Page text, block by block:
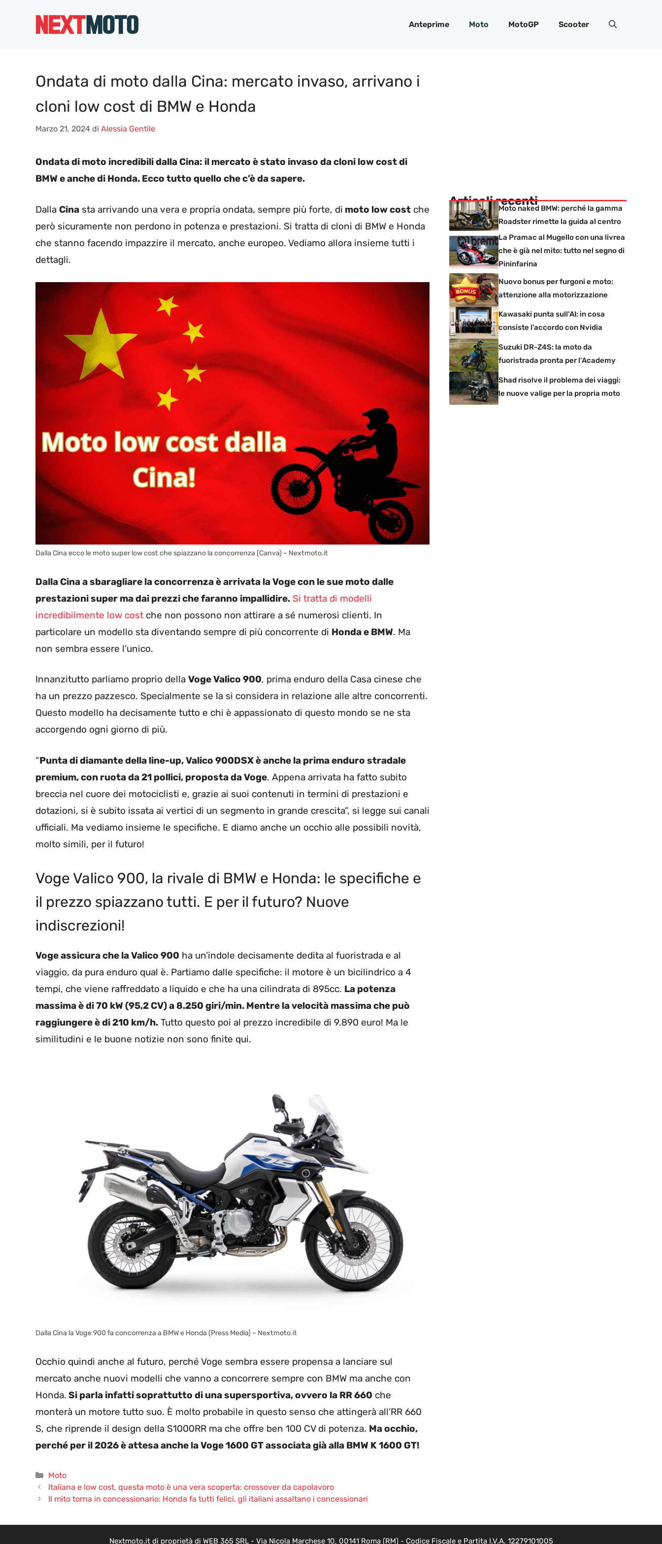
Anteprime Moto MotoGP Scooter
Ondata di moto dalla Cina: mercato invaso, arrivano i
cloni low cost di BMW e Honda
Marzo 21, 2024 di Alessia Gentile
Ondata di moto incredibili dalla Cina: il mercato è stato invaso da cloni low cost di
BMW e anche di Honda. Ecco tutto quello che c’è da sapere.
Dalla Cina sta arrivando una vera e propria ondata, sempre più forte, di moto low cost che
però sicuramente non perdono in potenza e prestazioni. Si tratta di cloni di BMW e Honda
che stanno facendo impazzire il mercato, anche europeo. Vediamo allora insieme tutti i
dettagli.
Dalla Cina ecco le moto super low cost che spiazzano la concorrenza (Canva) – Nextmoto.it
Dalla Cina a sbaragliare la concorrenza è arrivata la Voge con le sue moto dalle
prestazioni super ma dai prezzi che faranno impallidire. Si tratta di modelli
incredibilmente low cost che non possono non attirare a sé numerosi clienti. In
particolare un modello sta diventando sempre di più concorrente di Honda e BMW. Ma
non sembra essere l’unico.
Innanzitutto parliamo proprio della Voge Valico 900, prima enduro della Casa cinese che
ha un prezzo pazzesco. Specialmente se la si considera in relazione alle altre concorrenti.
Questo modello ha decisamente tutto e chi è appassionato di questo mondo se ne sta
accorgendo ogni giorno di più.
“Punta di diamante della line-up, Valico 900DSX è anche la prima enduro stradale
premium, con ruota da 21 pollici, proposta da Voge. Appena arrivata ha fatto subito
breccia nel cuore dei motociclisti e, grazie ai suoi contenuti in termini di prestazioni e
dotazioni, si è subito issata ai vertici di un segmento in grande crescita”, si legge sui canali
ufficiali. Ma vediamo insieme le specifiche. E diamo anche un occhio alle possibili novità,
molto simili, per il futuro!
Voge Valico 900, la rivale di BMW e Honda: le specifiche e
il prezzo spiazzano tutti. E per il futuro? Nuove
indiscrezioni!
Voge assicura che la Valico 900 ha un’indole decisamente dedita al fuoristrada e al
viaggio, da pura enduro qual è. Partiamo dalle specifiche: il motore è un bicilindrico a 4
tempi, che viene raffreddato a liquido e che ha una cilindrata di 895cc. La potenza
massima è di 70 kW (95,2 CV) a 8.250 giri/min. Mentre la velocità massima che può
raggiungere è di 210 km/h. Tutto questo poi al prezzo incredibile di 9.890 euro! Ma le
similitudini e le buone notizie non sono finite qui.
Dalla Cina la Voge 900 fa concorrenza a BMW e Honda (Press Media) – Nextmoto.it
Occhio quindi anche al futuro, perché Voge sembra essere propensa a lanciare sul
mercato anche nuovi modelli che vanno a concorrere sempre con BMW ma anche con
Honda. Si parla infatti soprattutto di una supersportiva, ovvero la RR 660 che
monterà un motore tutto suo. È molto probabile in questo senso che attingerà all’RR 660
S, che riprende il design della S1000RR ma che offre ben 100 CV di potenza. Ma occhio,
perché per il 2026 è attesa anche la Voge 1600 GT associata già alla BMW K 1600 GT!
Categorie
Moto
Italiana e low cost, questa moto è una vera scoperta: crossover da capolavoro
Il mito torna in concessionario: Honda fa tutti felici, gli italiani assaltano i concessionari
Articoli recenti
Moto naked BMW: perché la gamma
Roadster rimette la guida al centro
La Pramac al Mugello con una livrea
che è già nel mito: tutto nel segno di
Pininfarina
Nuovo bonus per furgoni e moto:
attenzione alla motorizzazione
Kawasaki punta sull’AI: in cosa
consiste l’accordo con Nvidia
Suzuki DR-Z4S: la moto da
fuoristrada pronta per l’Academy
Shad risolve il problema dei viaggi:
le nuove valige per la propria moto
Nextmoto.it di proprietà di WEB 365 SRL - Via Nicola Marchese 10, 00141 Roma (RM) - Codice Fiscale e Partita I.V.A. 12279101005